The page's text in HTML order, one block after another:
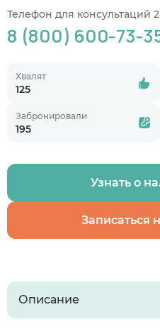
Телефон для консультаций
8 (800) 600-73-
Хвалят
125
Забронировали
195
Узнать о
Записаться
Описание